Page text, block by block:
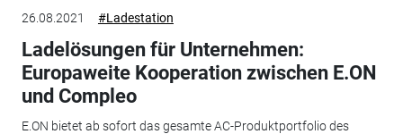
26.08.2021 #Ladestation
Ladelösungen für Unternehmen:
Europaweite Kooperation zwischen E.ON
und Compleo
E.ON bietet ab sofort das gesamte AC-Produktportfolio des